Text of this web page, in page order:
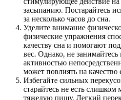
засыпанию. Постарайтесь
за несколько часов до сна.
Уделите внимание
физические упражнения
качеству сна и помогают
вес. Однако, не
активностью
может повлиять на качество
Избегайте сильных
старайтесь не есть
тяжелую пищу. Легкий